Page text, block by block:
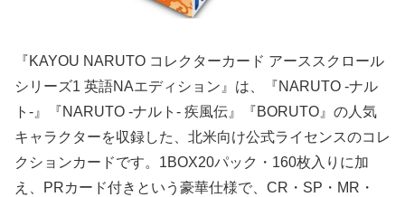
『KAYOU NARUTO コレクターカード アーススクロール
シリーズ1 英語NAエディション』は、『NARUTO -ナル
ト-』『NARUTO -ナルト- 疾風伝』『BORUTO』の人気
キャラクターを収録した、北米向け公式ライセンスのコレ
クションカードです。1BOX20パック・160枚入りに加
え、PRカード付きという豪華仕様で、CR・SP・MR・